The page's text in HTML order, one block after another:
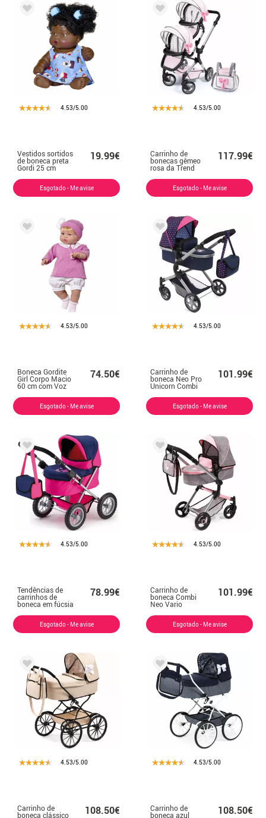
4.53/5.00
Vestidos sortidos
de boneca preta
Gordi 25 cm
19.99€
Esgotado - Me avise
4.53/5.00
Carrinho de
bonecas gêmeo
rosa da Trend
117.99€
Esgotado - Me avise
4.53/5.00
Boneca Gordite
Girl Corpo Macio
60 cm com Voz
74.50€
Esgotado - Me avise
4.53/5.00
Carrinho de
boneca Neo Pro
Unicorn Combi
101.99€
Esgotado - Me avise
4.53/5.00
Tendências de
carrinhos de
boneca em fúcsia
78.99€
Esgotado - Me avise
4.53/5.00
Carrinho de
boneca Combi
Neo Vario
101.99€
Esgotado - Me avise
4.53/5.00
Carrinho de
boneca clássico 108.50€
4.53/5.00
Carrinho de
boneca azul 108.50€